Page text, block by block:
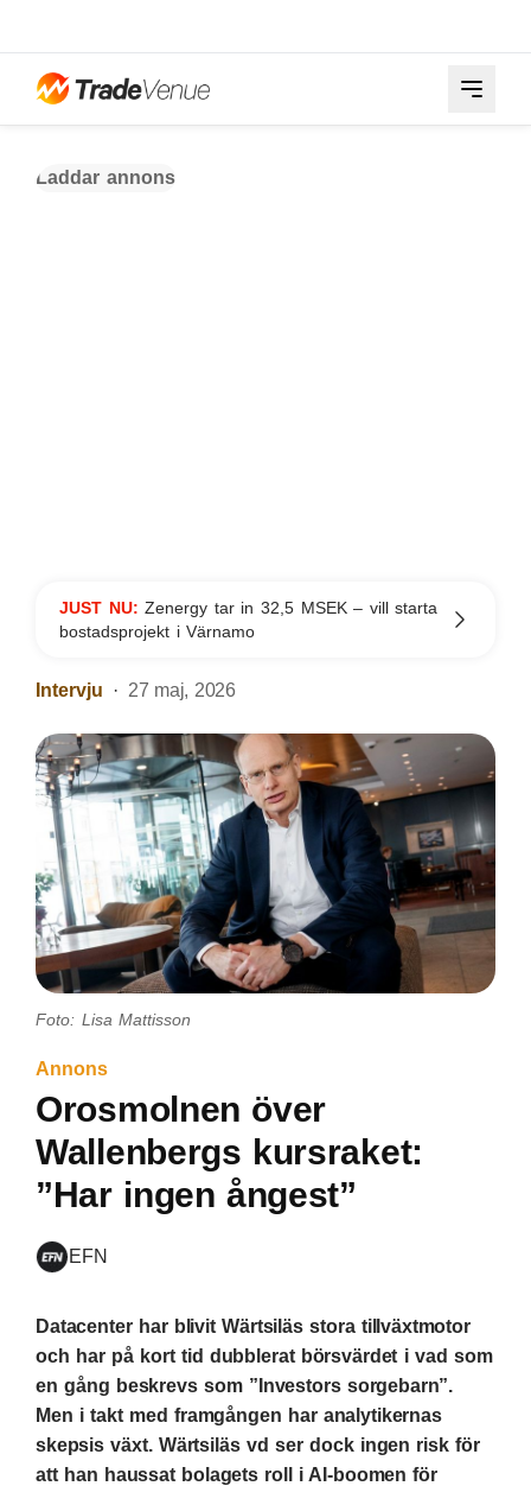
Laddar annons
JUST NU:Zenergy tar in 32,5 MSEK – vill starta
bostadsprojekt i Värnamo
Intervju 27 maj, 2026
Foto: Lisa Mattisson
Annons
Orosmolnen över
Wallenbergs kursraket:
”Har ingen ångest”
EFN
Datacenter har blivit Wärtsiläs stora tillväxtmotor
och har på kort tid dubblerat börsvärdet i vad som
en gång beskrevs som ”Investors sorgebarn”.
Men i takt med framgången har analytikernas
skepsis växt. Wärtsiläs vd ser dock ingen risk för
att han haussat bolagets roll i AI-boomen för